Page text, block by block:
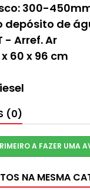
300-
de
- Arref. Ar
60 x 96 cm
(0)
A FAZER UMA
NA MESMA